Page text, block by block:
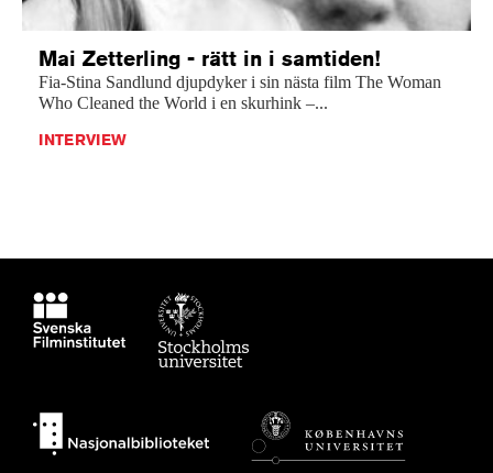
Mai Zetterling - rätt in i samtiden!
Fia-Stina Sandlund djupdyker i sin nästa film The Woman
Who Cleaned the World i en skurhink –...
INTERVIEW